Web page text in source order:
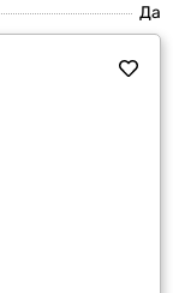
Да